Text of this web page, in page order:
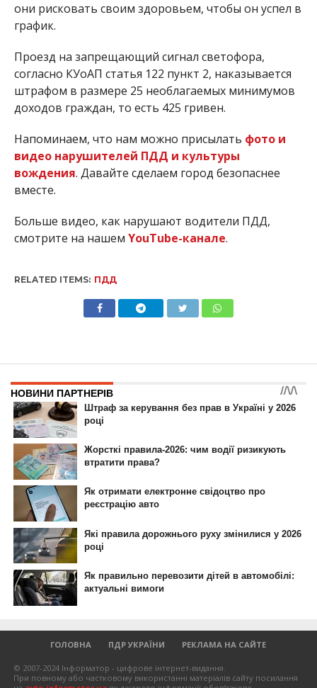
они рисковать своим здоровьем, чтобы он успел в
график.
Проезд на запрещающий сигнал светофора,
согласно КУоАП статья 122 пункт 2, наказывается
штрафом в размере 25 необлагаемых минимумов
доходов граждан, то есть 425 гривен.
Напоминаем, что нам можно присылать фото и
видео нарушителей ПДД и культуры
вождения. Давайте сделаем город безопаснее
вместе.
Больше видео, как нарушают водители ПДД,
смотрите на нашем YouTube-канале.
RELATED ITEMS: ПДД
ГОЛОВНА ПДР УКРАЇНИ РЕКЛАМА НА САЙТЕ
© 2007-2024 Інформатор - цифрове інтернет-видання.
При повному або частковому використанні матеріалів сайту посилання